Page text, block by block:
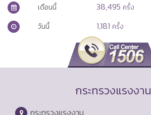
เดือนนี้
38,495 ครั้ง
วันนี้
1,181 ครั้ง
กระทรวงแรงงาน